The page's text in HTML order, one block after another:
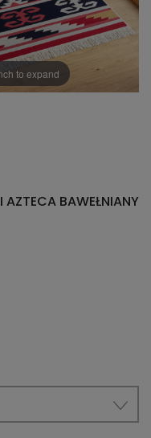
to expand
BAWEŁNIANY